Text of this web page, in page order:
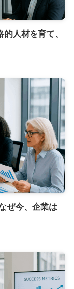
人材を育て、
ぜ今、企業は